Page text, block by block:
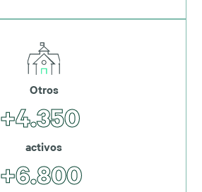
Otros
+4.350
activos
+6.800